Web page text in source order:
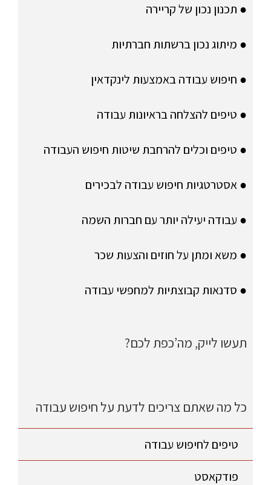
● תכנון נכון של קריירה
● מיתוג נכון ברשתות חברתיות
● חיפוש עבודה באמצעות לינקדאין
● טיפים להצלחה בראיונות עבודה
● טיפים וכלים להרחבת שיטות חיפוש העבודה
● אסטרטגיות חיפוש עבודה לבכירים
● עבודה יעילה יותר עם חברות השמה
● משא ומתן על חוזים והצעות שכר
● סדנאות קבוצתיות למחפשי עבודה
תעשו לייק, מה’כפת לכם?
כל מה שאתם צריכים לדעת על חיפוש עבודה
טיפים לחיפוש עבודה
פודקאסט